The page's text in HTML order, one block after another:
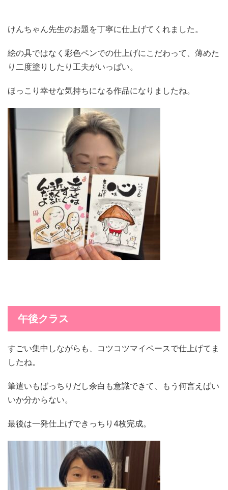
けんちゃん先生のお題を丁寧に仕上げてくれました。
絵の具ではなく彩色ペンでの仕上げにこだわって、薄めた
り二度塗りしたり工夫がいっぱい。
ほっこり幸せな気持ちになる作品になりましたね。
午後クラス
すごい集中しながらも、コツコツマイペースで仕上げてま
したね。
筆遣いもばっちりだし余白も意識できて、もう何言えばい
いか分からない。
最後は一発仕上げできっちり4枚完成。